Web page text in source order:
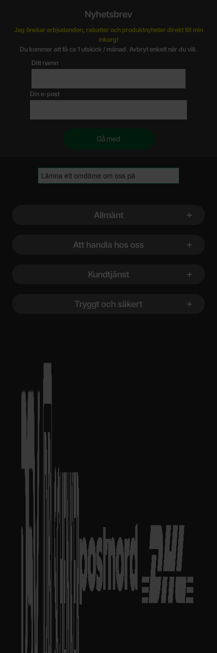
Nyhetsbrev
Jag önskar erbjudanden, rabatter och produktnyheter direkt till min
inkorg!
Du kommer att få ca 1 utskick / månad. Avbryt enkelt när du vill.
Ditt namn
Din e-post
Allmänt
Att handla hos oss
Kundtjänst
Tryggt och säkert